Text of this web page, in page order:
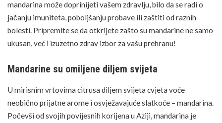
mandarina može doprinijeti vašem zdravlju, bilo da se radi o
jačanju imuniteta, poboljšanju probave ili zaštiti od raznih
bolesti. Pripremite se da otkrijete zašto su mandarine ne samo
ukusan, već i izuzetno zdrav izbor za vašu prehranu!
Mandarine su omiljene diljem svijeta
U mirisnim vrtovima citrusa diljem svijeta cvjeta voće
neobično prijatne arome i osvježavajuće slatkoće – mandarina.
Počevši od svojih povijesnih korijena u Aziji, mandarina je